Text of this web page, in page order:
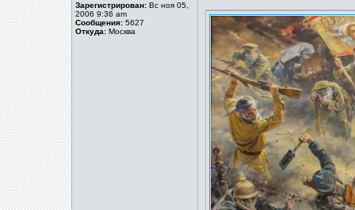
Зарегистрирован: Вс ноя 05,
2006 9:36 am
Сообщения: 5627
Откуда: Москва